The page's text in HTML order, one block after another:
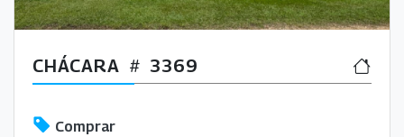
CHÁCARA 3369
Comprar